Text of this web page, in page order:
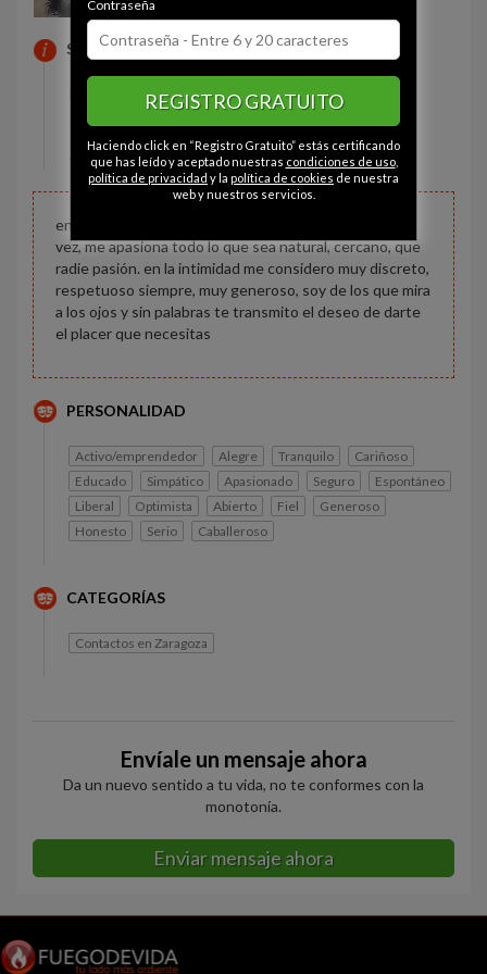
SOBRE MI
Estado civil: Prefiere no decirlo
Constitución: Normal
Altura: 170 cm
en lo sociable me considero amable, alegre y serio a la
vez, me apasiona todo lo que sea natural, cercano, que
radie pasión. en la intimidad me considero muy discreto,
respetuoso siempre, muy generoso, soy de los que mira
a los ojos y sin palabras te transmito el deseo de darte
el placer que necesitas
PERSONALIDAD
Activo/emprendedor Alegre Tranquilo
Cariñoso
Educado
Simpático Apasionado Seguro
Espontáneo
Liberal
Optimista Abierto Fiel
Generoso
Honesto
Serio Caballeroso
CATEGORÍAS
Contactos en Zaragoza
Envíale un mensaje ahora
Da un nuevo sentido a tu vida, no te conformes con la
monotonía.
Enviar mensaje ahora
Contraseña
REGISTRO GRATUITO
Haciendo click en “Registro Gratuito” estás certificando
que has leído y aceptado nuestras condiciones de uso,
política de privacidad y la política de cookies de nuestra
web y nuestros servicios.